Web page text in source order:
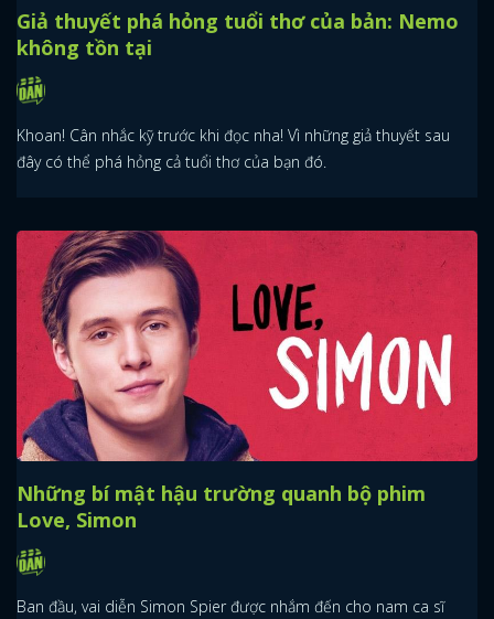
Giả thuyết phá hỏng tuổi thơ của bản: Nemo
không tồn tại
Khoan! Cân nhắc kỹ trước khi đọc nha! Vì những giả thuyết sau
đây có thể phá hỏng cả tuổi thơ của bạn đó.
Những bí mật hậu trường quanh bộ phim
Love, Simon
Ban đầu, vai diễn Simon Spier được nhắm đến cho nam ca sĩ